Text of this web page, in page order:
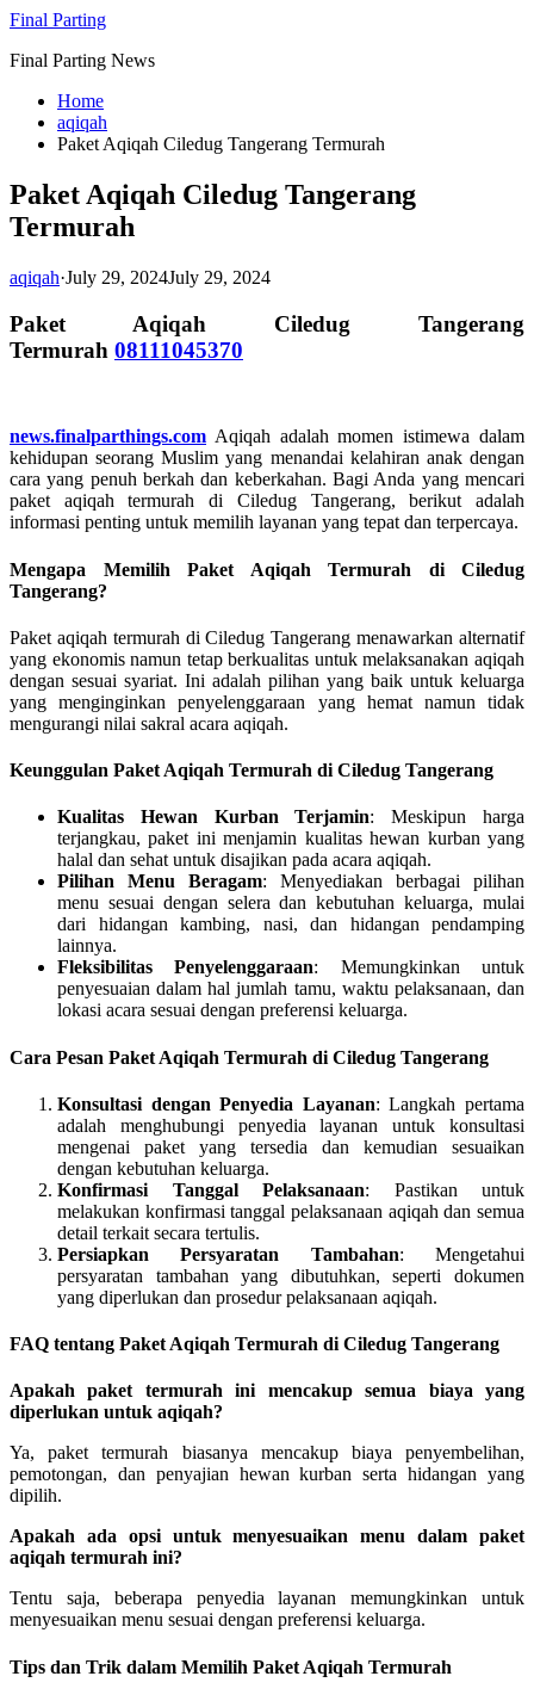
Skip
content
Final Parting
Final Parting News
Home
aqiqah
Paket Aqiqah Ciledug Tangerang Termurah
Paket Aqiqah Ciledug Tangerang
Termurah
aqiqah·July 29, 2024July 29, 2024
Paket Aqiqah Ciledug Tangerang
Termurah 08111045370
news.finalparthings.com Aqiqah adalah momen istimewa dalam
kehidupan seorang Muslim yang menandai kelahiran anak dengan
cara yang penuh berkah dan keberkahan. Bagi Anda yang mencari
paket aqiqah termurah di Ciledug Tangerang, berikut adalah
informasi penting untuk memilih layanan yang tepat dan terpercaya.
Mengapa Memilih Paket Aqiqah Termurah di Ciledug
Tangerang?
Paket aqiqah termurah di Ciledug Tangerang menawarkan alternatif
yang ekonomis namun tetap berkualitas untuk melaksanakan aqiqah
dengan sesuai syariat. Ini adalah pilihan yang baik untuk keluarga
yang menginginkan penyelenggaraan yang hemat namun tidak
mengurangi nilai sakral acara aqiqah.
Keunggulan Paket Aqiqah Termurah di Ciledug Tangerang
Kualitas Hewan Kurban Terjamin: Meskipun harga
terjangkau, paket ini menjamin kualitas hewan kurban yang
halal dan sehat untuk disajikan pada acara aqiqah.
Pilihan Menu Beragam: Menyediakan berbagai pilihan
menu sesuai dengan selera dan kebutuhan keluarga, mulai
dari hidangan kambing, nasi, dan hidangan pendamping
lainnya.
Fleksibilitas Penyelenggaraan: Memungkinkan untuk
penyesuaian dalam hal jumlah tamu, waktu pelaksanaan, dan
lokasi acara sesuai dengan preferensi keluarga.
Cara Pesan Paket Aqiqah Termurah di Ciledug Tangerang
Konsultasi dengan Penyedia Layanan: Langkah pertama
adalah menghubungi penyedia layanan untuk konsultasi
mengenai paket yang tersedia dan kemudian sesuaikan
dengan kebutuhan keluarga.
Konfirmasi Tanggal Pelaksanaan: Pastikan untuk
melakukan konfirmasi tanggal pelaksanaan aqiqah dan semua
detail terkait secara tertulis.
Persiapkan Persyaratan Tambahan: Mengetahui
persyaratan tambahan yang dibutuhkan, seperti dokumen
yang diperlukan dan prosedur pelaksanaan aqiqah.
FAQ tentang Paket Aqiqah Termurah di Ciledug Tangerang
Apakah paket termurah ini mencakup semua biaya yang
diperlukan untuk aqiqah?
Ya, paket termurah biasanya mencakup biaya penyembelihan,
pemotongan, dan penyajian hewan kurban serta hidangan yang
dipilih.
Apakah ada opsi untuk menyesuaikan menu dalam paket
aqiqah termurah ini?
Tentu saja, beberapa penyedia layanan memungkinkan untuk
menyesuaikan menu sesuai dengan preferensi keluarga.
Tips dan Trik dalam Memilih Paket Aqiqah Termurah